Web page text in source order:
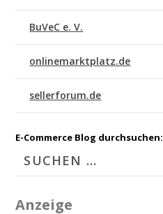
BuVeC e. V.
onlinemarktplatz.de
sellerforum.de
E-Commerce Blog durchsuchen:
Anzeige